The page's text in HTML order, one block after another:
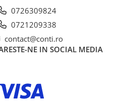
protectie
0726309824
0721209338
contact@conti.ro
NE IN SOCIAL MEDIA